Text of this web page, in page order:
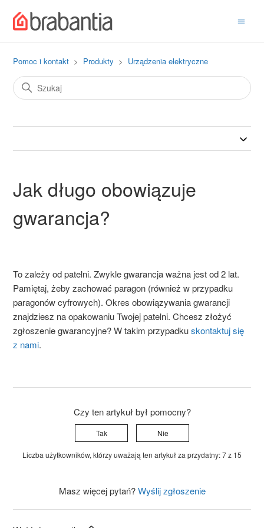
Pomoc i kontakt Produkty Urządzenia elektryczne
Jak długo obowiązuje
gwarancja?
To zależy od patelni. Zwykle gwarancja ważna jest od 2 lat.
Pamiętaj, żeby zachować paragon (również w przypadku
paragonów cyfrowych). Okres obowiązywania gwarancji
znajdziesz na opakowaniu Twojej patelni. Chcesz złożyć
zgłoszenie gwarancyjne? W takim przypadkuskontaktuj się
z nami.
Czy ten artykuł był pomocny?
Tak Nie
Liczba użytkowników, którzy uważają ten artykuł za przydatny: 7 z 15
Masz więcej pytań?Wyślij zgłoszenie